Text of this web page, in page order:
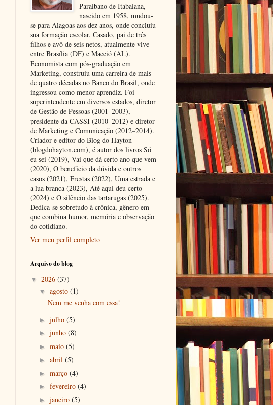
Paraibano de Itabaiana,
nascido em 1958, mudou-
se para Alagoas aos dez anos, onde concluiu
sua formação escolar. Casado, pai de três
filhos e avô de seis netos, atualmente vive
entre Brasília (DF) e Maceió (AL).
Economista com pós-graduação em
Marketing, construiu uma carreira de mais
de quatro décadas no Banco do Brasil, onde
ingressou como menor aprendiz. Foi
superintendente em diversos estados, diretor
de Gestão de Pessoas (2001–2003),
presidente da CASSI (2010–2012) e diretor
de Marketing e Comunicação (2012–2014).
Criador e editor do Blog do Hayton
(blogdohayton.com), é autor dos livros Só
eu sei (2019), Vai que dá certo ano que vem
(2020), O benefício da dúvida e outros
casos (2021), Frestas (2022), Uma estrada e
a lua branca (2023), Até aqui deu certo
(2024) e O silêncio das tartarugas (2025).
Dedica-se sobretudo à crônica, gênero em
que combina humor, memória e observação
do cotidiano.
Ver meu perfil completo
Arquivo do blog
▼ 2026 (37)
▼ agosto (1)
Nem me venha com essa!
► julho (5)
► junho (8)
► maio (5)
► abril (5)
► março (4)
► fevereiro (4)
► janeiro (5)